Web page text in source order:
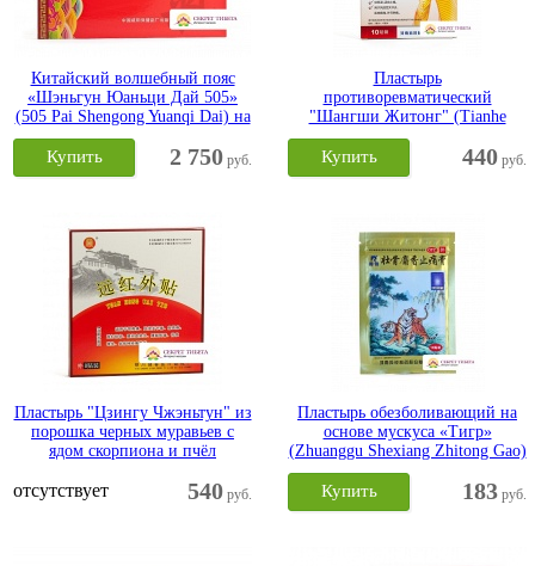
Китайский волшебный пояс
«Шэньгун Юаньци Дай 505»
(505 Pai Shengong Yuanqi Dai) на
пупок
2 750 руб.
Купить
Пластырь
противоревматический
"Шангши Житонг" (Tianhe
Shangshi Zhitong Gao) Тяньхэ
440 руб.
Купить
Пластырь "Цзингу Чжэньтун" из
порошка черных муравьев с
ядом скорпиона и пчёл
540 руб.
отсутствует
Пластырь обезболивающий на
основе мускуса «Тигр»
(Zhuanggu Shexiang Zhitong Gao)
183 руб.
Купить